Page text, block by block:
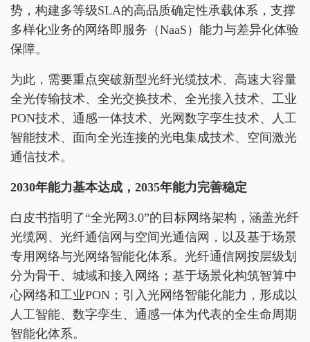
势，构建多等级SLA的高品质确定性承载体系，支撑
多样化业务的网络即服务（NaaS）能力与差异化体验
保障。
为此，需要重点突破新型光纤光缆技术、高速大容量
全光传输技术、全光交换技术、全光接入技术、工业
PON技术、通感一体技术、光网数字孪生技术、人工
智能技术、面向全光连接的光电集成技术、空间激光
通信技术。
2030年能力基本达成 ， 2035年能力完善稳定
白皮书指明了“全光网3.0”的目标网络架构，涵盖光纤
光缆网、光纤通信网与空间光通信网，以及基于场景
专用网络与光网络智能化体系。光纤通信网按层级划
分为骨干、城域和接入网络；基于场景化构筑智算中
心网络和工业PON；引入光网络智能化能力，形成以
人工智能、数字孪生、通感一体为代表的全生命周期
智能化体系。